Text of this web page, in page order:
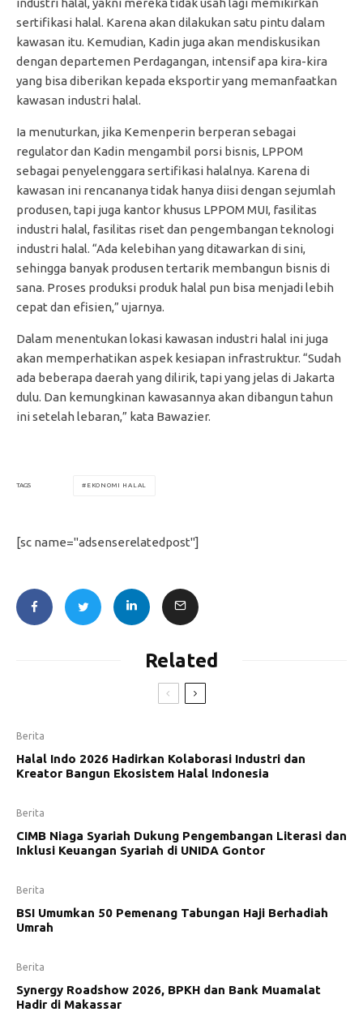
sertifikasi halal. Karena akan dilakukan satu pintu dalam
kawasan itu. Kemudian, Kadin juga akan mendiskusikan
dengan departemen Perdagangan, intensif apa kira-kira
yang bisa diberikan kepada eksportir yang memanfaatkan
kawasan industri halal.
Ia menuturkan, jika Kemenperin berperan sebagai
regulator dan Kadin mengambil porsi bisnis, LPPOM
sebagai penyelenggara sertifikasi halalnya. Karena di
kawasan ini rencananya tidak hanya diisi dengan sejumlah
produsen, tapi juga kantor khusus LPPOM MUI, fasilitas
industri halal, fasilitas riset dan pengembangan teknologi
industri halal. “Ada kelebihan yang ditawarkan di sini,
sehingga banyak produsen tertarik membangun bisnis di
sana. Proses produksi produk halal pun bisa menjadi lebih
cepat dan efisien,” ujarnya.
Dalam menentukan lokasi kawasan industri halal ini juga
akan memperhatikan aspek kesiapan infrastruktur. “Sudah
ada beberapa daerah yang dilirik, tapi yang jelas di Jakarta
dulu. Dan kemungkinan kawasannya akan dibangun tahun
ini setelah lebaran,” kata Bawazier.
TAGS EKONOMI HALAL
[sc name="adsenserelatedpost"]
Related
Berita
Halal Indo 2026 Hadirkan Kolaborasi Industri dan
Kreator Bangun Ekosistem Halal Indonesia
Berita
CIMB Niaga Syariah Dukung Pengembangan Literasi dan
Inklusi Keuangan Syariah di UNIDA Gontor
Berita
BSI Umumkan 50 Pemenang Tabungan Haji Berhadiah
Umrah
Berita
Synergy Roadshow 2026, BPKH dan Bank Muamalat
Hadir di Makassar